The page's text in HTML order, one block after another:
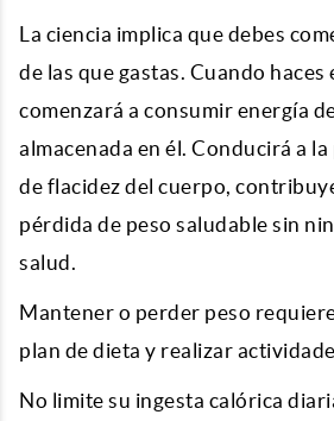
La ciencia implica que debes
de las que gastas. Cuando
comenzará a consumir energía
almacenada en él. Conducirá a
de flacidez del cuerpo,
pérdida de peso saludable sin
salud.
Mantener o perder peso
plan de dieta y realizar
No limite su ingesta calórica